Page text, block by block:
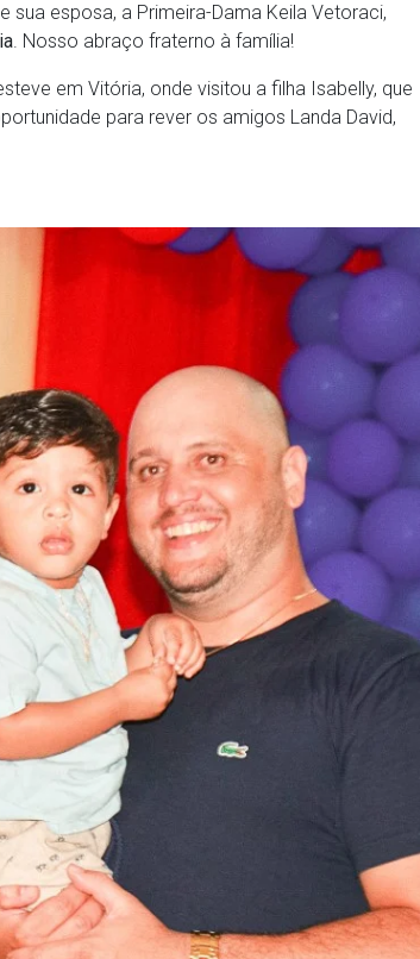
esposa, a Primeira-Dama Keila Vetoraci,
. Nosso abraço fraterno à família!
em Vitória, onde visitou a filha Isabelly, que
para rever os amigos Landa David,